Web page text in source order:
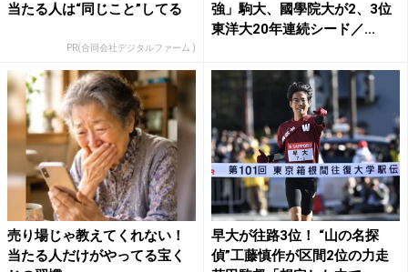
当たる人は“同じこと”してる
PR(合同会社デジタルファーム )
強」駒大、國學院大が2、3位
東洋大20年連続シード／...
売り場じゃ教えてくれない！
当たる人だけがやってる宝く
早大が往路3位！ “山の名探
偵”工藤慎作が区間2位の力走